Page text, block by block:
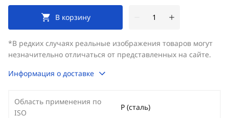
В корзину
*В редких случаях реальные изображения товаров могут
незначительно отличаться от представленных на сайте.
Информация о доставке
Область применения по
ISO
P (сталь)